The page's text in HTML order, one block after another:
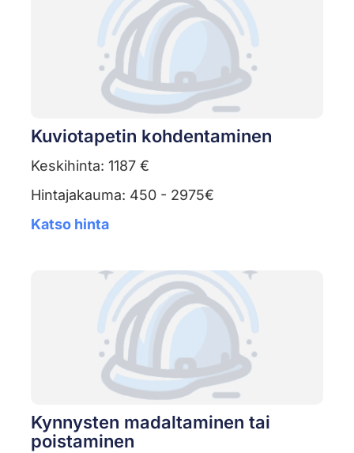
Kuviotapetin kohdentaminen
Keskihinta: 1187 €
Hintajakauma: 450 - 2975€
Katso hinta
Kynnysten madaltaminen tai
poistaminen